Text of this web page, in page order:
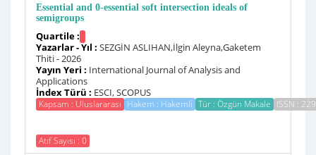
Essential and 0-essential soft intersection ideals of
semigroups
Quartile :
Yazarlar - Yıl : SEZGİN ASLIHAN,İlgin Aleyna,Gaketem
Thiti - 2026
Yayın Yeri : International Journal of Analysis and
Applications
İndex Türü : ESCI, SCOPUS
Kapsam : Uluslararası Hakem : Hakemli Tür : Özgün Makale ISSN :
Atıf Sayısı : 0